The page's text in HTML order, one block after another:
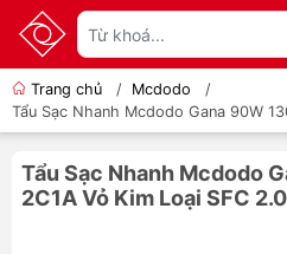
Trang chủ / Mcdodo
/
Tẩu Sạc Nhanh Mcdodo Gana 90W
Tẩu Sạc Nhanh Mcdodo
2C1A Vỏ Kim Loại SFC 2.0